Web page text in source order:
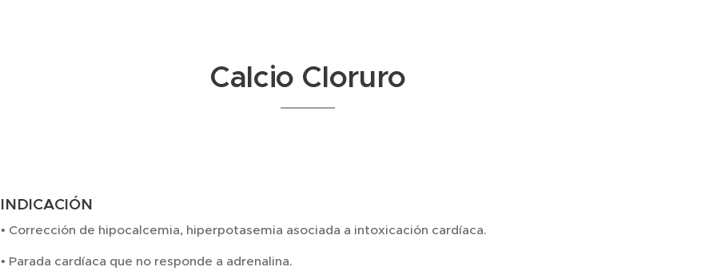
Calcio Cloruro
INDICACIÓN
• Corrección de hipocalcemia, hiperpotasemia asociada a intoxicación cardíaca.
• Parada cardíaca que no responde a adrenalina.